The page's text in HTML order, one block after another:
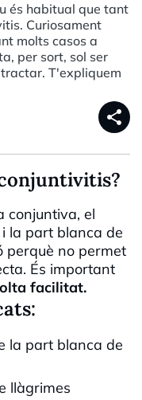
és habitual que tant
Curiosament
molts casos a
per sort, sol ser
T'expliquem
share
conjuntiva, el
la part blanca de
perquè no permet
És important
facilitat.
la part blanca de
llàgrimes